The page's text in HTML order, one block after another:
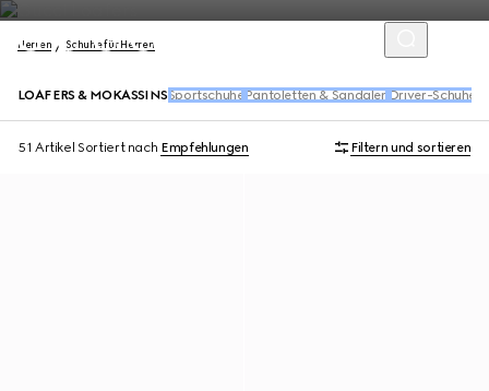
Herren Schuhe für Herren
LOAFERS & MOKASSINS Sportschuhe Pantoletten & Sandalen Driver-Schuhe
51 Artikel Sortiert nach Empfehlungen Filtern und sortieren